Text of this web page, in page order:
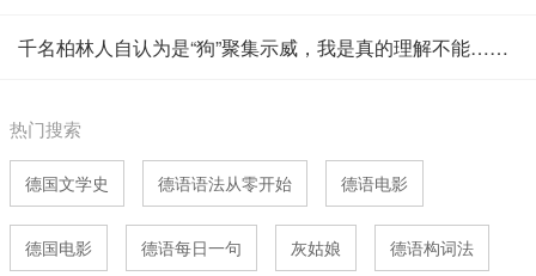
千名柏林人自认为是“狗”聚集示威，我是真的理解不能……
热门搜索
德国文学史 德语语法从零开始 德语电影
德国电影 德语每日一句 灰姑娘 德语构词法